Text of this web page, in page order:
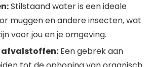
Stilstaand water is een ideale
muggen en andere insecten, wat
voor jou en je omgeving.
afvalstoffen: Een gebrek aan